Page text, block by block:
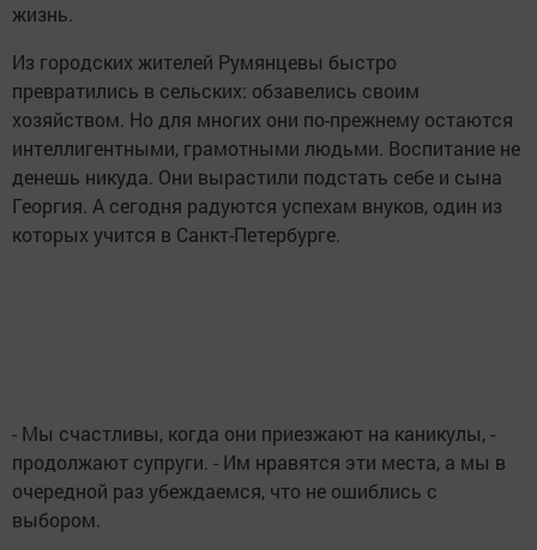
жизнь.
Из городских жителей Румянцевы быстро
превратились в сельских: обзавелись своим
хозяйством. Но для многих они по-прежнему остаются
интеллигентными, грамотными людьми. Воспитание не
денешь никуда. Они вырастили подстать себе и сына
Георгия. А сегодня радуются успехам внуков, один из
которых учится в Санкт-Петербурге.
- Мы счастливы, когда они приезжают на каникулы, -
продолжают супруги. - Им нравятся эти места, а мы в
очередной раз убеждаемся, что не ошиблись с
выбором.